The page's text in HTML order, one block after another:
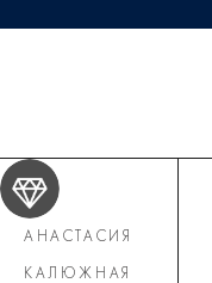
АНАСТАСИЯ
КАЛЮЖНАЯ